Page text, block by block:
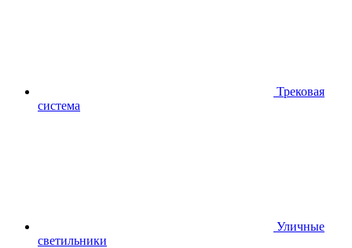
Трековая
система
Уличные
светильники